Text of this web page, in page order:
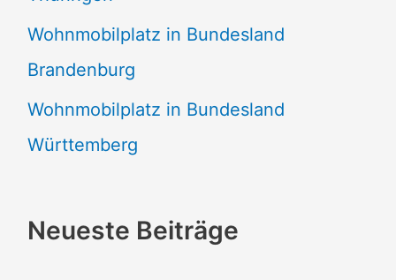
Wohnmobilplatz in Bundesland
Brandenburg
Wohnmobilplatz in Bundesland
Württemberg
Neueste Beiträge